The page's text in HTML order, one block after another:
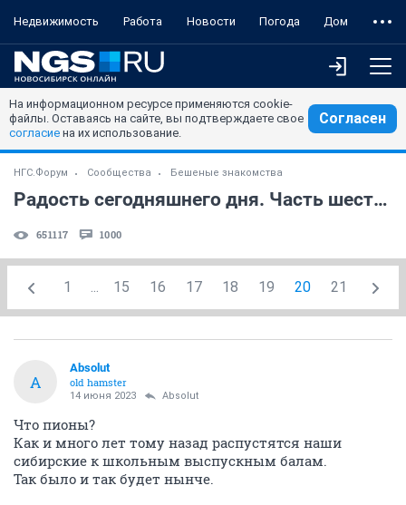
Недвижимость Работа Новости Погода Дом
На информационном ресурсе применяются cookie-
файлы. Оставаясь на сайте, вы подтверждаете свое
согласие на их использование.
Согласен
НГС.Форум Сообщества Бешеные знакомства
Радость сегодняшнего дня. Часть шестая. NF
651117 1000
1 ... 15 16 17 18 19 20 21
A
Absolut
old hamster
14 июня 2023 Absolut
Что пионы?
Как и много лет тому назад распустятся наши
сибирские к школьным выспускным балам.
Так было и так будет нынче.